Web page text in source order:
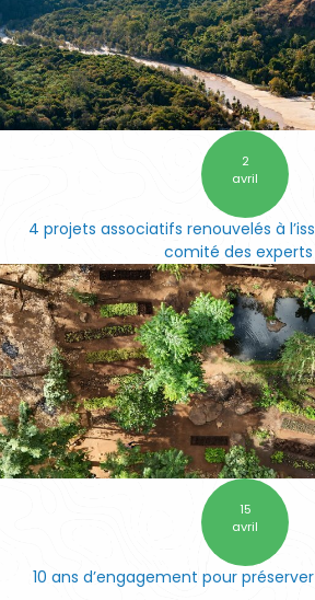
2
avril
4 projets associatifs renouvelés à
comité des experts
15
avril
10 ans d’engagement pour